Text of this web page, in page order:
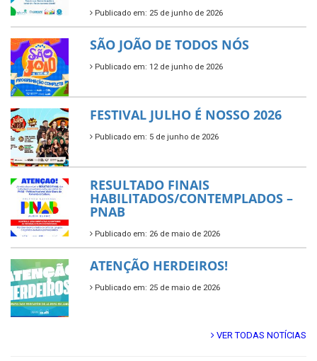
Publicado em: 25 de junho de 2026
SÃO JOÃO DE TODOS NÓS
Publicado em: 12 de junho de 2026
FESTIVAL JULHO É NOSSO 2026
Publicado em: 5 de junho de 2026
RESULTADO FINAIS
HABILITADOS/CONTEMPLADOS –
PNAB
Publicado em: 26 de maio de 2026
ATENÇÃO HERDEIROS!
Publicado em: 25 de maio de 2026
VER TODAS NOTÍCIAS